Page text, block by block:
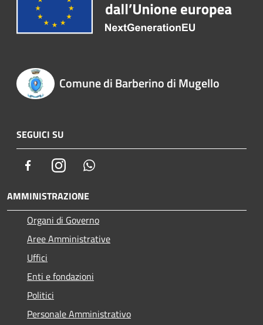
Comune di Barberino di Mugello
SEGUICI SU
FacebookInstagram
AMMINISTRAZIONE
Organi di Governo
Aree Amministrative
Uffici
Enti e fondazioni
Politici
Personale Amministrativo